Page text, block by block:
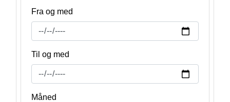
Fra og med
Til og med
Måned